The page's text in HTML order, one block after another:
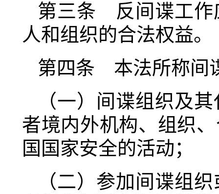
第三条 反间谍工作
人和组织的合法权益。
第四条 本法所称间
（一）间谍组织及
者境内外机构、组织
国国家安全的活动；
（二）参加间谍组